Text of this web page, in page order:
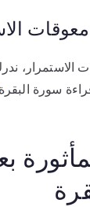
الاستمرار،
سورة